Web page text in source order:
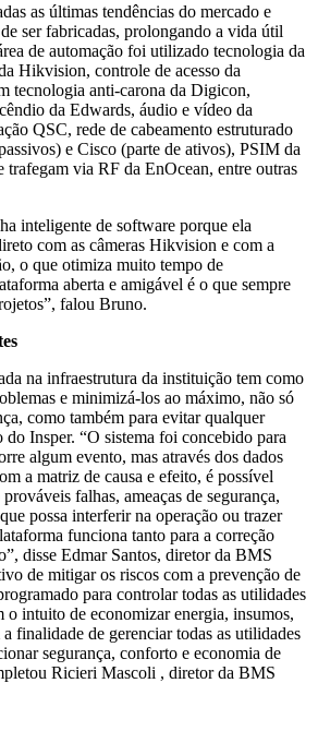
as últimas tendências do mercado e
ser fabricadas, prolongando a vida útil
de automação foi utilizado tecnologia da
Hikvision, controle de acesso da
tecnologia anti-carona da Digicon,
da Edwards, áudio e vídeo da
QSC, rede de cabeamento estruturado
e Cisco (parte de ativos), PSIM da
trafegam via RF da EnOcean, entre outras
inteligente de software porque ela
com as câmeras Hikvision e com a
o que otimiza muito tempo de
aberta e amigável é o que sempre
falou Bruno.
na infraestrutura da instituição tem como
e minimizá-los ao máximo, não só
como também para evitar qualquer
do Insper. “O sistema foi concebido para
algum evento, mas através dos dados
a matriz de causa e efeito, é possível
falhas, ameaças de segurança,
possa interferir na operação ou trazer
funciona tanto para a correção
disse Edmar Santos, diretor da BMS
de mitigar os riscos com a prevenção de
para controlar todas as utilidades
o intuito de economizar energia, insumos,
finalidade de gerenciar todas as utilidades
segurança, conforto e economia de
Ricieri Mascoli , diretor da BMS